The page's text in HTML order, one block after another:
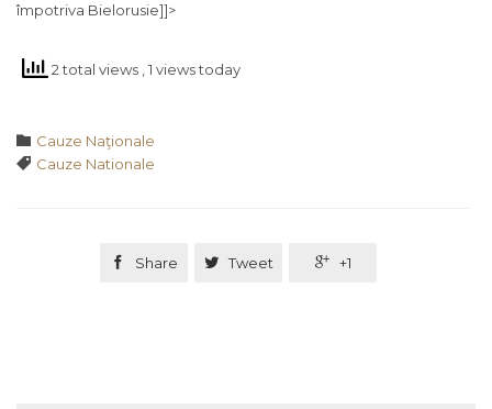
împotriva Bielorusie]]>
2 total views , 1 views today
 Category
Cauze Naţionale
 Tags
Cauze Nationale
 Share  Tweet  +1